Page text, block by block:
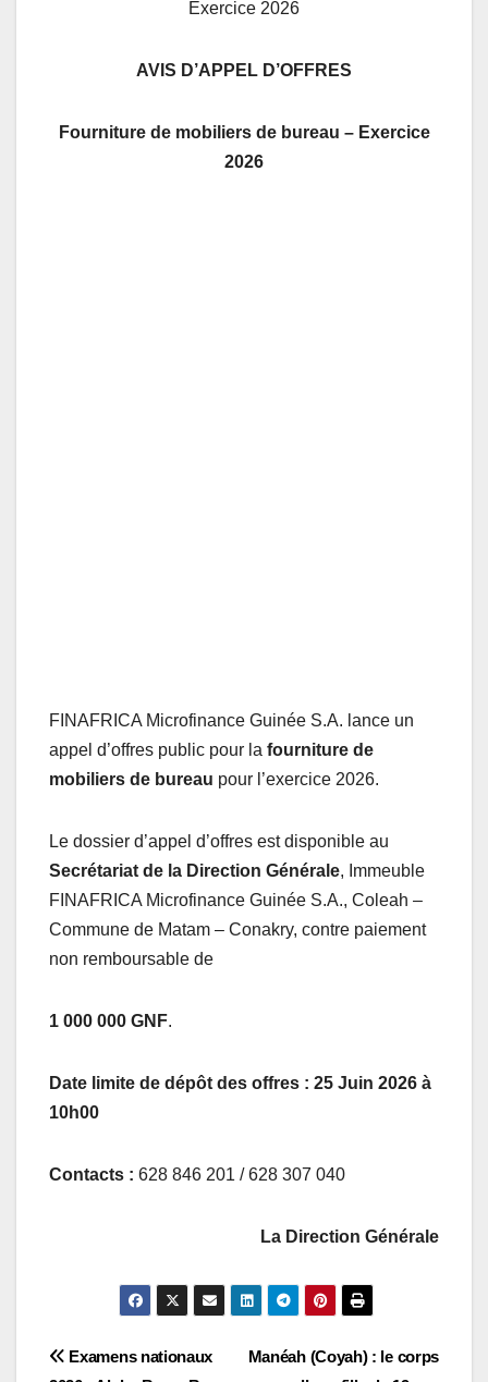
Exercice 2026
AVIS D’APPEL D’OFFRES
Fourniture de mobiliers de bureau – Exercice
2026
FINAFRICA Microfinance Guinée S.A. lance un
appel d’offres public pour la fourniture de
mobiliers de bureau pour l’exercice 2026.
Le dossier d’appel d’offres est disponible au
Secrétariat de la Direction Générale, Immeuble
FINAFRICA Microfinance Guinée S.A., Coleah –
Commune de Matam – Conakry, contre paiement
non remboursable de
1 000 000 GNF.
Date limite de dépôt des offres : 25 Juin 2026 à
10h00
Contacts : 628 846 201 / 628 307 040
La Direction Générale
Navigation
Manéah (Coyah) : le corps
Examens nationaux